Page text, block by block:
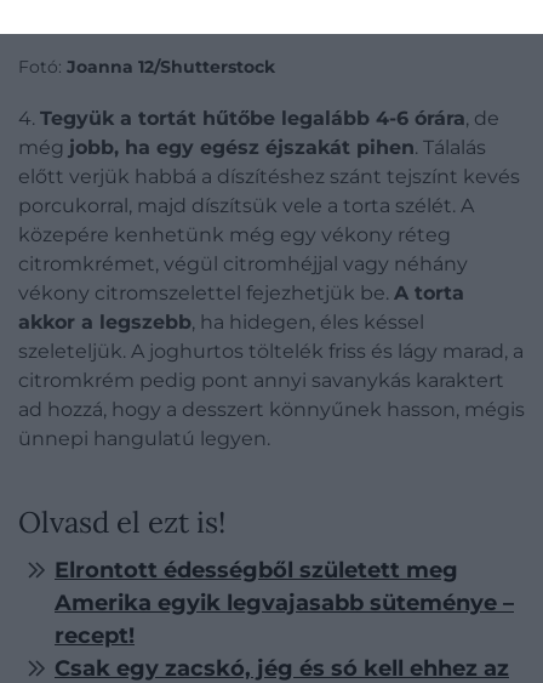
Fotó: Joanna 12/Shutterstock
4. Tegyük a tortát hűtőbe legalább 4-6 órára, de
még jobb, ha egy egész éjszakát pihen. Tálalás
előtt verjük habbá a díszítéshez szánt tejszínt kevés
porcukorral, majd díszítsük vele a torta szélét. A
közepére kenhetünk még egy vékony réteg
citromkrémet, végül citromhéjjal vagy néhány
vékony citromszelettel fejezhetjük be. A torta
akkor a legszebb, ha hidegen, éles késsel
szeleteljük. A joghurtos töltelék friss és lágy marad, a
citromkrém pedig pont annyi savanykás karaktert
ad hozzá, hogy a desszert könnyűnek hasson, mégis
ünnepi hangulatú legyen.
Olvasd el ezt is!
Elrontott édességből született meg
Amerika egyik legvajasabb süteménye –
recept!
Csak egy zacskó, jég és só kell ehhez az